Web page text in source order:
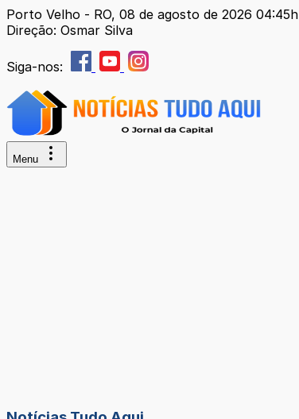
Porto Velho - RO, 08 de agosto de 2026 04:45h
Direção: Osmar Silva
Siga-nos:
Menu